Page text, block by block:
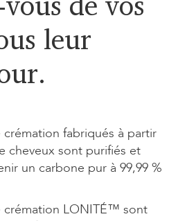
leur
crémation fabriqués à partir
cheveux sont purifiés et
un carbone pur à 99,99 %
crémation LONITÉ™ sont